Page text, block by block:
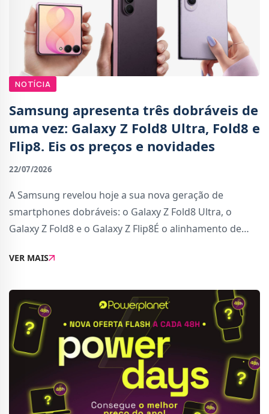
NOTÍCIA
Samsung apresenta três dobráveis de
uma vez: Galaxy Z Fold8 Ultra, Fold8 e
Flip8. Eis os preços e novidades
22/07/2026
A Samsung revelou hoje a sua nova geração de
smartphones dobráveis: o Galaxy Z Fold8 Ultra, o
Galaxy Z Fold8 e o Galaxy Z Flip8É o alinhamento de
até à data, com promessas de produtividade, l
VER MAIS